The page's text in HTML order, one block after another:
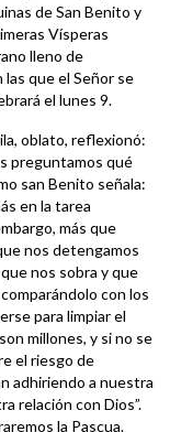
de San Benito y
Vísperas
lleno de
que el Señor se
el lunes 9.
oblato, reflexionó:
preguntamos qué
san Benito señala:
en la tarea
más que
nos detengamos
nos sobra y que
con los
para limpiar el
millones, y si no se
el riesgo de
adhiriendo a nuestra
relación con Dios”.
la Pascua.